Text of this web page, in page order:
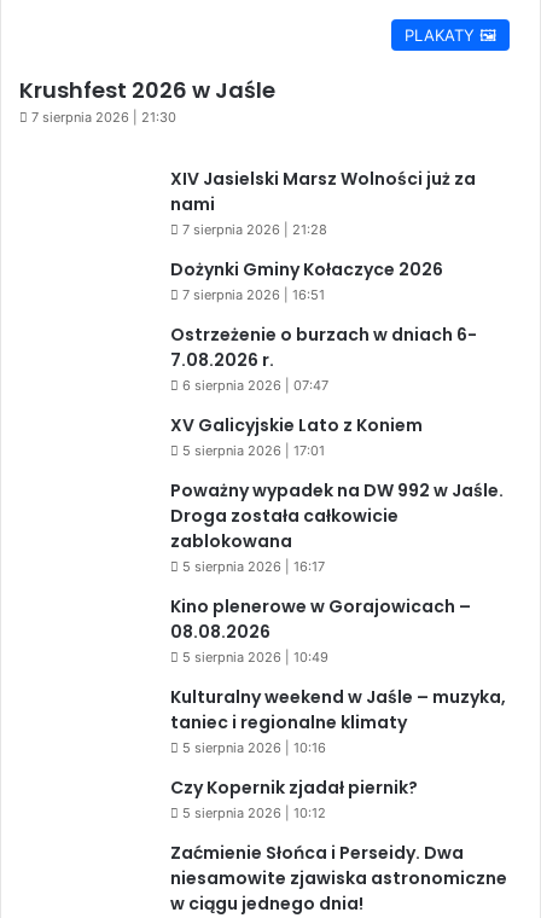
PLAKATY 🖼️
Krushfest 2026 w Jaśle
7 sierpnia 2026 | 21:30
XIV Jasielski Marsz Wolności już za
nami
7 sierpnia 2026 | 21:28
Dożynki Gminy Kołaczyce 2026
7 sierpnia 2026 | 16:51
Ostrzeżenie o burzach w dniach 6-
7.08.2026 r.
6 sierpnia 2026 | 07:47
XV Galicyjskie Lato z Koniem
5 sierpnia 2026 | 17:01
Poważny wypadek na DW 992 w Jaśle.
Droga została całkowicie
zablokowana
5 sierpnia 2026 | 16:17
Kino plenerowe w Gorajowicach –
08.08.2026
5 sierpnia 2026 | 10:49
Kulturalny weekend w Jaśle – muzyka,
taniec i regionalne klimaty
5 sierpnia 2026 | 10:16
Czy Kopernik zjadał piernik?
5 sierpnia 2026 | 10:12
Zaćmienie Słońca i Perseidy. Dwa
niesamowite zjawiska astronomiczne
w ciągu jednego dnia!